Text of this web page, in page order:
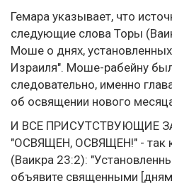
Гемара указывает, что
следующие слова Торы
Моше о днях,
Израиля". Моше-рабейну
следовательно, именно
об освящении нового
И ВСЕ ПРИСУТСТВУЮЩИЕ
"ОСВЯЩЕН, ОСВЯЩЕН!" - так
(Ваикра 23:2):
объявите священными